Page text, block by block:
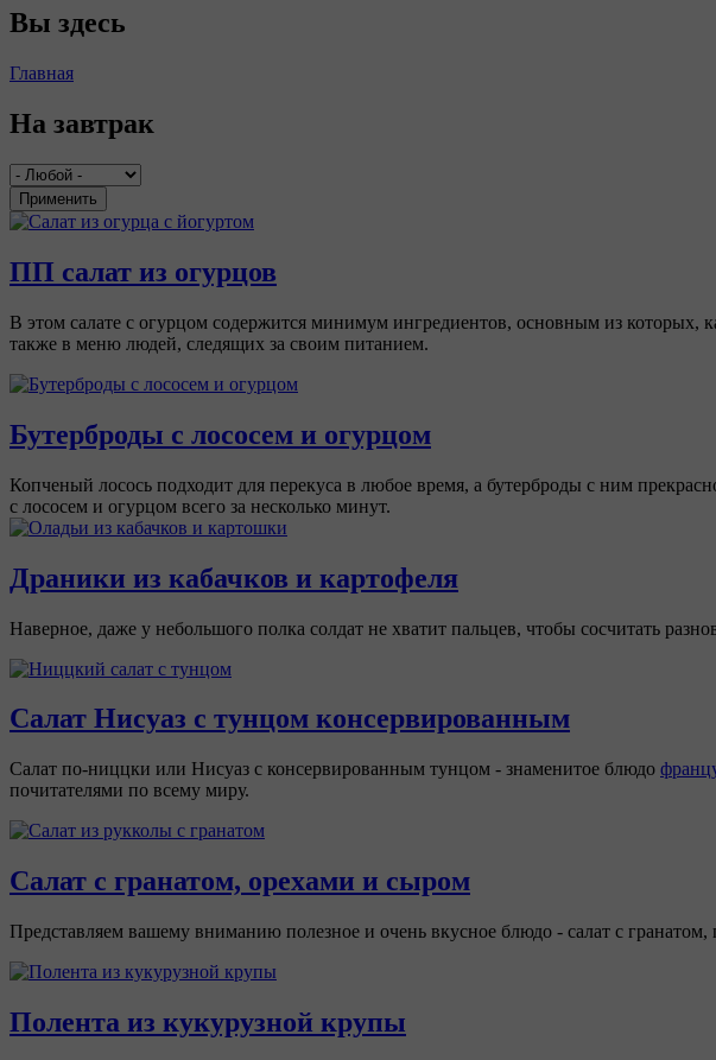
Вы здесь
Главная
На завтрак
Применить
ПП салат из огурцов
В этом салате с огурцом содержится минимум ингредиентов, основным из которых,
также в меню людей, следящих за своим питанием.
Бутерброды с лососем и огурцом
Копченый лосось подходит для перекуса в любое время, а бутерброды с ним
с лососем и огурцом всего за несколько минут.
Драники из кабачков и картофеля
Наверное, даже у небольшого полка солдат не хватит пальцев, чтобы сосчитать
Салат Нисуаз с тунцом консервированным
Салат по-ниццки или Нисуаз с консервированным тунцом - знаменитое блюдо
почитателями по всему миру.
Салат с гранатом, орехами и сыром
Представляем вашему вниманию полезное и очень вкусное блюдо - салат с
Полента из кукурузной крупы